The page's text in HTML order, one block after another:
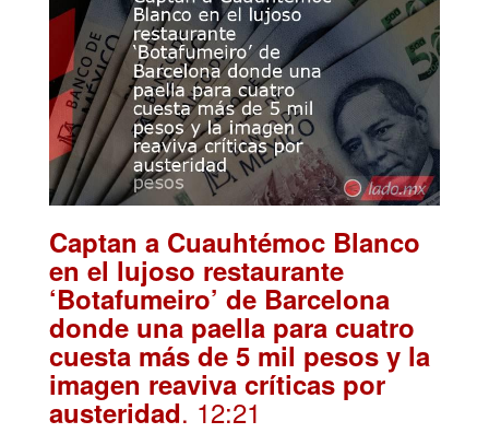
Captan a Cuauhtémoc Blanco
en el lujoso restaurante
‘Botafumeiro’ de Barcelona
donde una paella para cuatro
cuesta más de 5 mil pesos y la
imagen reaviva críticas por
austeridad. 12:21